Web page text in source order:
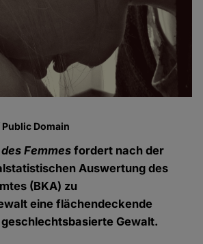
Domain
Femmesfordert nach der
Auswertung des
(BKA) zu
eine flächendeckende
Gewalt.